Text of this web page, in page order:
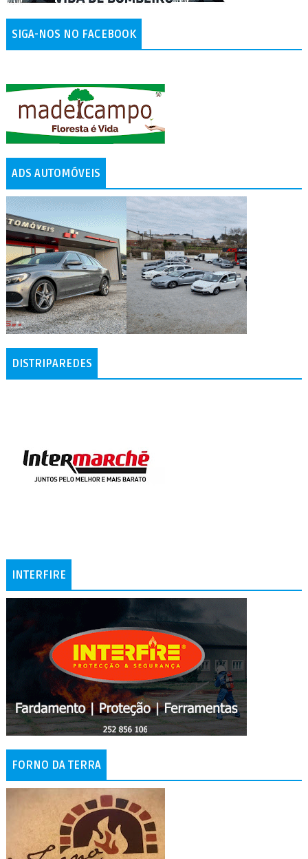
SIGA-NOS NO FACEBOOK
ADS AUTOMÓVEIS
DISTRIPAREDES
INTERFIRE
FORNO DA TERRA